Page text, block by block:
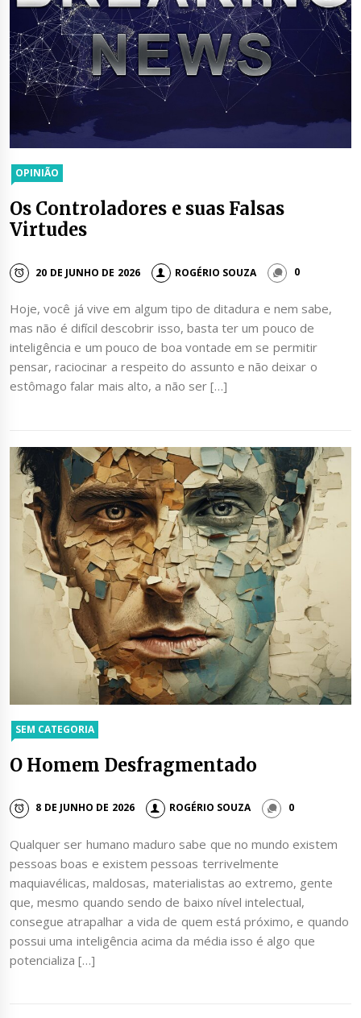
OPINIÃO
Os Controladores e suas Falsas
Virtudes
20 DE JUNHO DE 2026 ROGÉRIO SOUZA 0
Hoje, você já vive em algum tipo de ditadura e nem sabe,
mas não é difícil descobrir isso, basta ter um pouco de
inteligência e um pouco de boa vontade em se permitir
pensar, raciocinar a respeito do assunto e não deixar o
estômago falar mais alto, a não ser […]
SEM CATEGORIA
O Homem Desfragmentado
8 DE JUNHO DE 2026 ROGÉRIO SOUZA 0
Qualquer ser humano maduro sabe que no mundo existem
pessoas boas e existem pessoas terrivelmente
maquiavélicas, maldosas, materialistas ao extremo, gente
que, mesmo quando sendo de baixo nível intelectual,
consegue atrapalhar a vida de quem está próximo, e quando
possui uma inteligência acima da média isso é algo que
potencializa […]